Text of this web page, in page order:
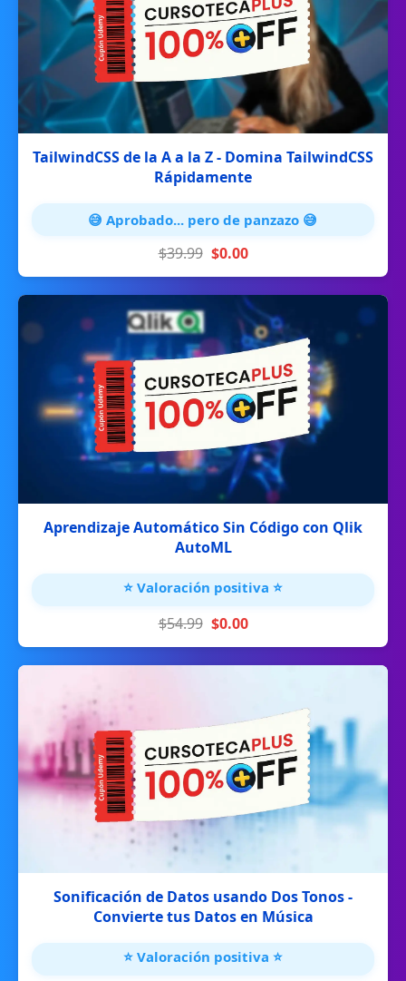
TailwindCSS de la A a la Z - Domina TailwindCSS
Rápidamente
😅 Aprobado... pero de panzazo 😅
$39.99 $0.00
Aprendizaje Automático Sin Código con Qlik
AutoML
⭐ Valoración positiva ⭐
$54.99 $0.00
Sonificación de Datos usando Dos Tonos -
Convierte tus Datos en Música
⭐ Valoración positiva ⭐